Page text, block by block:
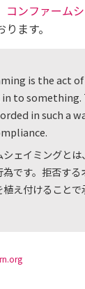
コンファーム
ます。
is the act
to something.
in such a
シェイミングと
為です。拒否す
植え付けること